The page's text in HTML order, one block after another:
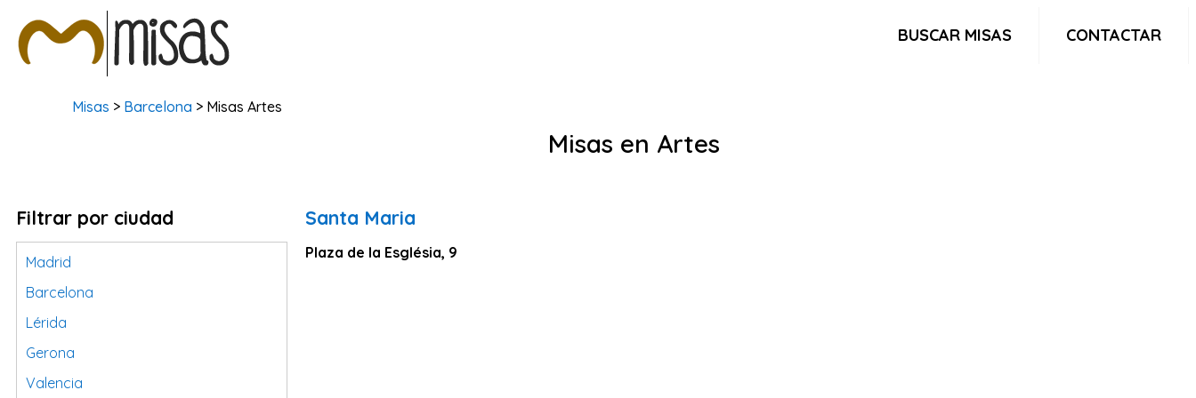
BUSCAR MISAS CONTACTAR
Misas > Barcelona > Misas Artes
Misas en Artes
Filtrar por ciudad
Madrid
Barcelona
Lérida
Gerona
Valencia
Santa Maria
Plaza de la Església, 9